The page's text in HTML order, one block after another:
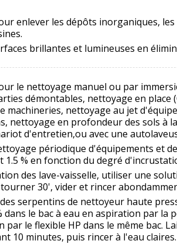
enlever les dépôts inorganiques,
brillantes et lumineuses en
le nettoyage manuel ou par
démontables, nettoyage en place
machineries, nettoyage au jet
nettoyage en profondeur des sols à
d'entretien,ou avec une
périodique d'équipements et
1.5 % en fonction du degré
des lave-vaisselle, utiliser une
30', vider et rincer
serpentins de nettoyeur haute
dans le bac à eau en aspiration par la
le flexible HP dans le même bac.
10 minutes, puis rincer à l'eau claires.